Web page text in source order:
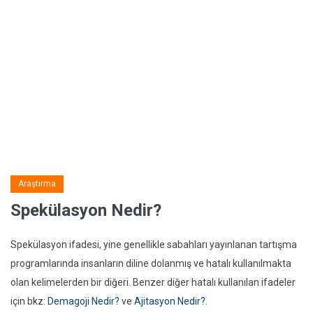
Araştırma
Spekülasyon Nedir?
Spekülasyon ifadesi, yine genellikle sabahları yayınlanan tartışma
programlarında insanların diline dolanmış ve hatalı kullanılmakta
olan kelimelerden bir diğeri. Benzer diğer hatalı kullanılan ifadeler
için bkz: Demagoji Nedir? ve Ajitasyon Nedir?